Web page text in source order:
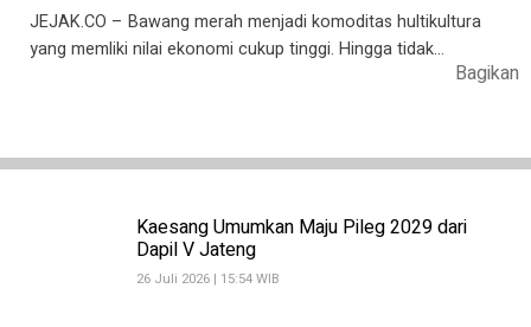
Kaesang Umumkan Maju Pileg 2029 dari
Dapil V Jateng
26 Juli 2026 | 15:54 WIB
JEJAK.CO – Bawang merah menjadi komoditas hultikultura
yang memliki nilai ekonomi cukup tinggi. Hingga tidak…
Bagikan